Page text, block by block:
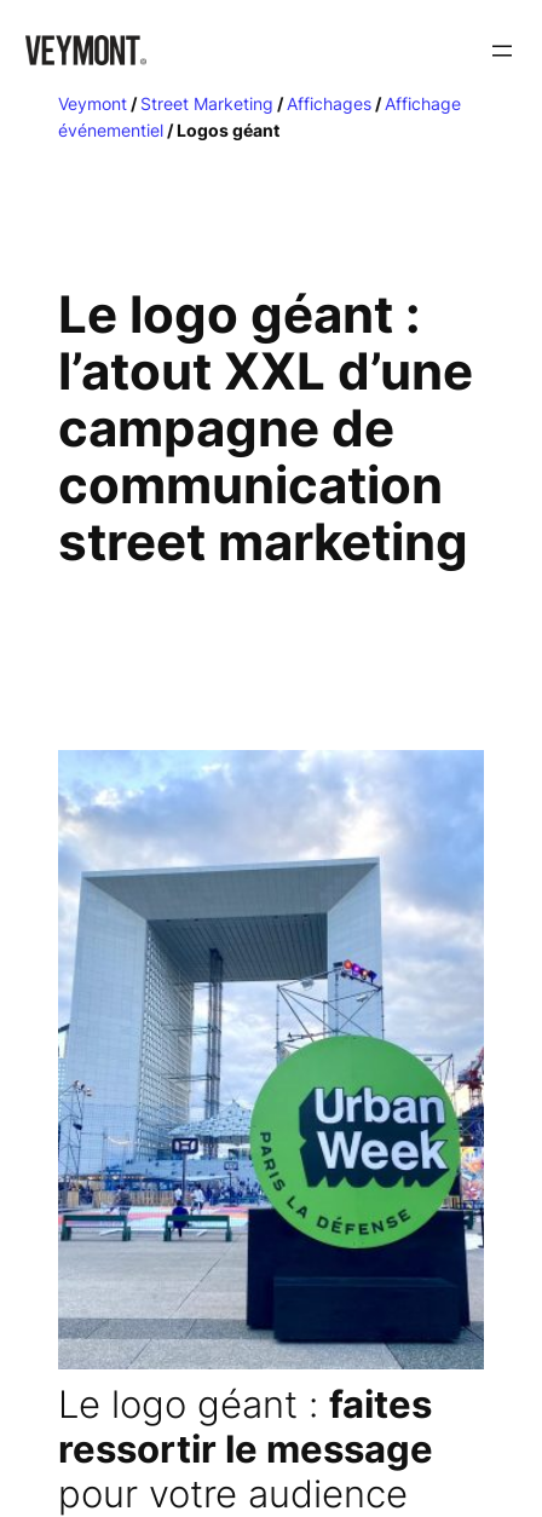
Veymont /Street Marketing /Affichages /Affichage
événementiel /Logos géant
Le logo géant :
l’atout XXL d’une
campagne de
communication
street marketing
Le logo géant :faites
ressortir le message
pour votre audience